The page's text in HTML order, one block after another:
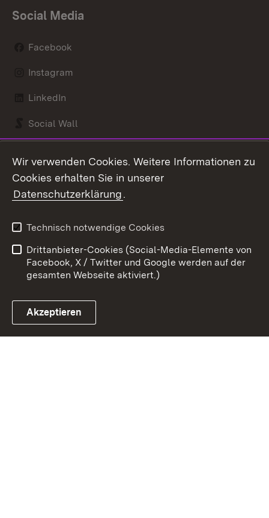
Social Media
Facebook
Instagram
LinkedIn
Social Wall
Link zum Landesportal
Kontakt
Barrierefreiheit
Impressum
Cookies
Wir verwenden Cookies. Weitere Informationen zu
Cookies erhalten Sie in unserer
Datenschutzerklärung.
Technisch notwendige Cookies
Drittanbieter-Cookies (Social-Media-Elemente von
Facebook, X / Twitter und Google werden auf der
gesamten Webseite aktiviert.)
Akzeptieren